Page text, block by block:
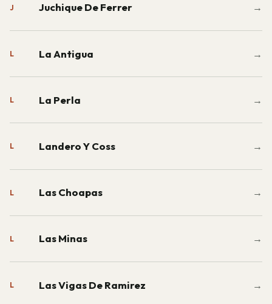
J Juchique De Ferrer →
L La Antigua →
L La Perla →
L Landero Y Coss →
L Las Choapas →
L Las Minas →
L Las Vigas De Ramirez →